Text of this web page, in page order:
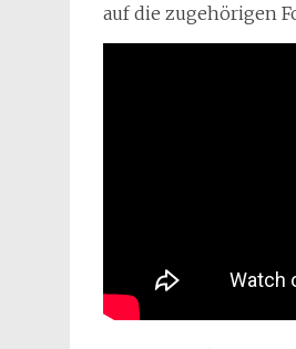
auf die zugehörigen